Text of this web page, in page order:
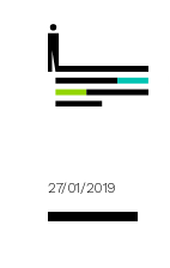
27/01/2019